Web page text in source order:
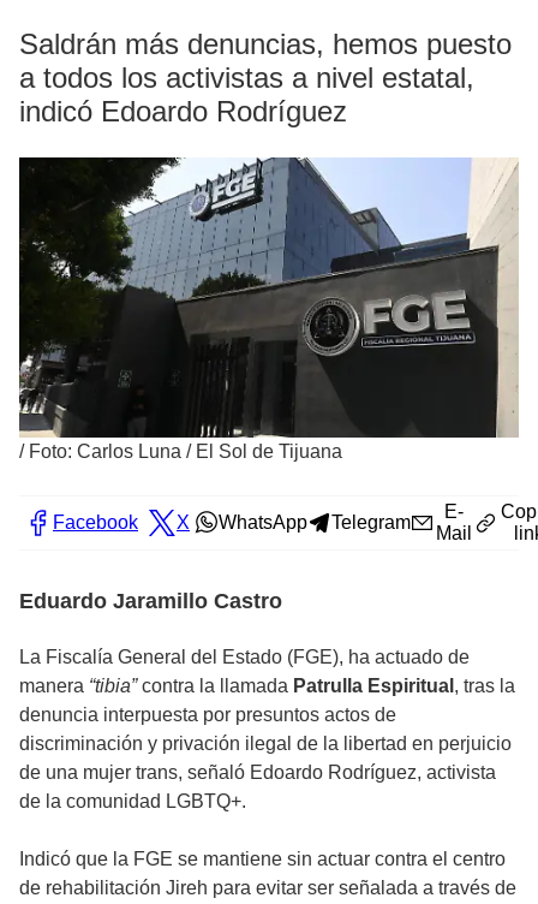
Saldrán más denuncias, hemos puesto
a todos los activistas a nivel estatal,
indicó Edoardo Rodríguez
/ Foto: Carlos Luna / El Sol de Tijuana
Facebook X WhatsApp Telegram
E-
Mail
Eduardo Jaramillo Castro
La Fiscalía General del Estado (FGE), ha actuado de
manera “tibia”contra la llamada Patrulla Espiritual , tras la
denuncia interpuesta por presuntos actos de
discriminación y privación ilegal de la libertad en perjuicio
de una mujer trans, señaló Edoardo Rodríguez, activista
de la comunidad LGBTQ+.
Indicó que la FGE se mantiene sin actuar contra el centro
de rehabilitación Jireh para evitar ser señalada a través de